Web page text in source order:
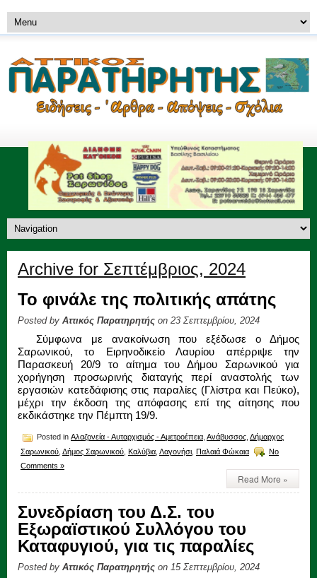
Archive for Σεπτέμβριος, 2024
Το φινάλε της πολιτικής απάτης
Posted by Αττικός Παρατηρητής on 23 Σεπτεμβρίου, 2024
Σύμφωνα με ανακοίνωση που εξέδωσε ο Δήμος
Σαρωνικού, το Ειρηνοδικείο Λαυρίου απέρριψε την
Παρασκευή 20/9 το αίτημα του Δήμου Σαρωνικού για
χορήγηση προσωρινής διαταγής περί αναστολής των
εργασιών κατεδάφισης στις παραλίες (Γλίστρα και Πεύκο),
μέχρι την έκδοση της απόφασης επί της αίτησης που
εκδικάστηκε την Πέμπτη 19/9.
Posted in Αλαζονεία - Αυταρχισμός - Αμετροέπεια Ανάβυσσος Δήμαρχος
Σαρωνικού Δήμος Σαρωνικού Καλύβια Λαγονήσι Παλαιά Φώκαια
No
Comments »
Read More »
Συνεδρίαση του Δ.Σ. του
Εξωραϊστικού Συλλόγου του
Καταφυγιού, για τις παραλίες
Posted by Αττικός Παρατηρητής on 15 Σεπτεμβρίου, 2024